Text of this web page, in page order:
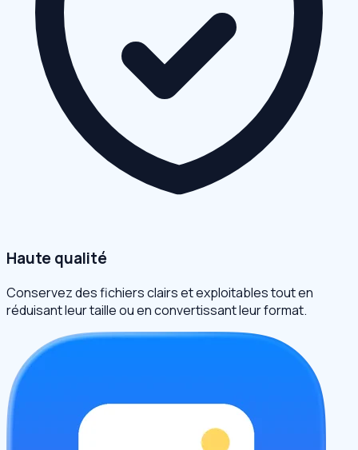
Haute qualité
Conservez des fichiers clairs et exploitables tout en
réduisant leur taille ou en convertissant leur format.